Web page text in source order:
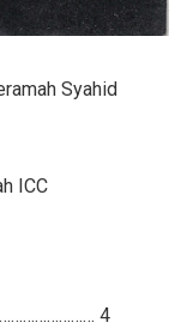
Syahid
ICC
4